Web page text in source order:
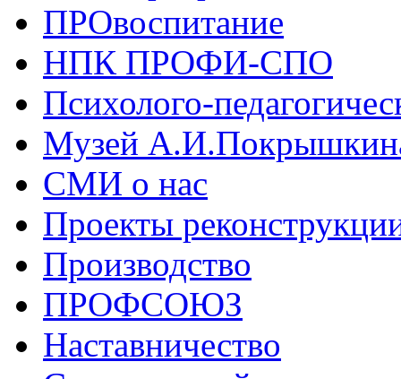
ПРОвоспитание
НПК ПРОФИ-СПО
Психолого-
Музей
СМИ о нас
Проекты
Производство
ПРОФСОЮЗ
Наставничество